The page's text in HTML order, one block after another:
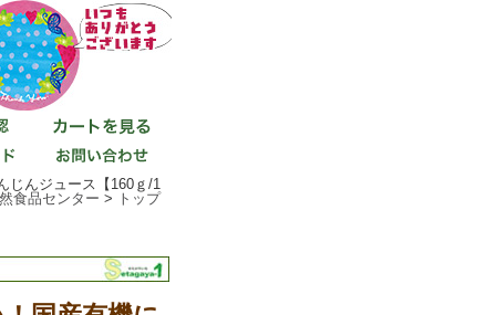
じんジュース【160ｇ/1
食品センター > トップ